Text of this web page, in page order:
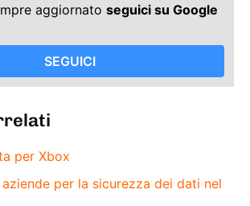
aggiornato seguici su Google
SEGUICI
per Xbox
per la sicurezza dei dati nel